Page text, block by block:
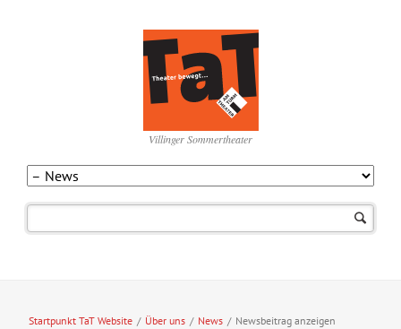
Villinger Sommertheater
Startpunkt TaT Website / Über uns / News / Newsbeitrag anzeigen